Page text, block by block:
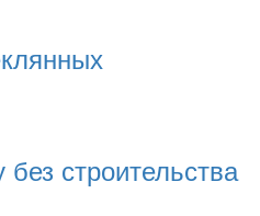
строительства